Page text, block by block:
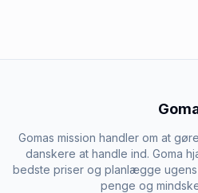
Gomas mission handler om at
danskere at handle ind. Goma
bedste priser og planlægge
penge og